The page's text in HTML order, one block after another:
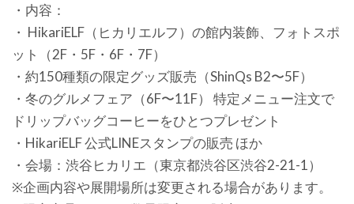
・内容：
・ HikariELF（ヒカリエルフ）の館内装飾、フォトスポ
ット（2F・5F・6F・7F）
・約150種類の限定グッズ販売（ShinQs B2〜5F）
・冬のグルメフェア（6F〜11F） 特定メニュー注文で
ドリップバッグコーヒーをひとつプレゼント
・HikariELF 公式LINEスタンプの販売 ほか
・会場：渋谷ヒカリエ（東京都渋谷区渋谷2-21-1）
※企画内容や展開場所は変更される場合があります。